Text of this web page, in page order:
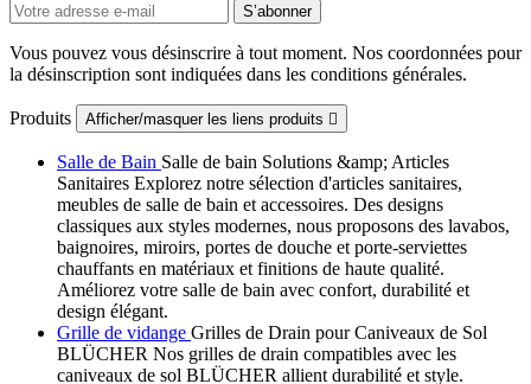
Vous pouvez vous désinscrire à tout moment. Nos coordonnées pour
la désinscription sont indiquées dans les conditions générales.
Produits Afficher/masquer les liens produits 
Salle de Bain Salle de bain Solutions &amp; Articles
Sanitaires Explorez notre sélection d'articles sanitaires,
meubles de salle de bain et accessoires. Des designs
classiques aux styles modernes, nous proposons des lavabos,
baignoires, miroirs, portes de douche et porte-serviettes
chauffants en matériaux et finitions de haute qualité.
Améliorez votre salle de bain avec confort, durabilité et
design élégant.
Grille de vidange Grilles de Drain pour Caniveaux de Sol
BLÜCHER Nos grilles de drain compatibles avec les
caniveaux de sol BLÜCHER allient durabilité et style.